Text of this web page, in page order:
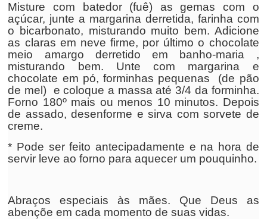
Misture com batedor (fuê) as gemas com o
açúcar, junte a margarina derretida, farinha com
o bicarbonato, misturando muito bem. Adicione
as claras em neve firme, por último o chocolate
meio amargo derretido em banho-maria ,
misturando bem. Unte com margarina e
chocolate em pó, forminhas pequenas (de pão
de mel) e coloque a massa até 3/4 da forminha.
Forno 180º mais ou menos 10 minutos. Depois
de assado, desenforme e sirva com sorvete de
creme.
* Pode ser feito antecipadamente e na hora de
servir leve ao forno para aquecer um pouquinho.
Abraços especiais às mães. Que Deus as
abençõe em cada momento de suas vidas.